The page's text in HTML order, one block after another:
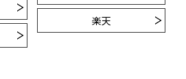
楽天